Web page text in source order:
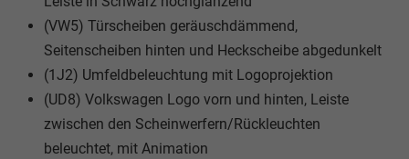
(VW5) Türscheiben geräuschdämmend,
Seitenscheiben hinten und Heckscheibe abgedunkelt
(1J2) Umfeldbeleuchtung mit Logoprojektion
(UD8) Volkswagen Logo vorn und hinten, Leiste
zwischen den Scheinwerfern/Rückleuchten
beleuchtet, mit Animation